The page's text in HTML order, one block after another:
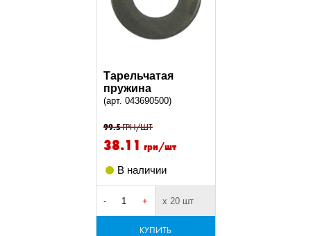
Тарельчатая
пружина
(арт. 043690500)
99.5ГРН/ШТ
38.11 грн/шт
В наличии
- + х 20 шт
КУПИТЬ